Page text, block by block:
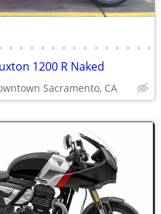
• • • • • • • • • • • • • •
1200 R Naked
Sacramento, CA